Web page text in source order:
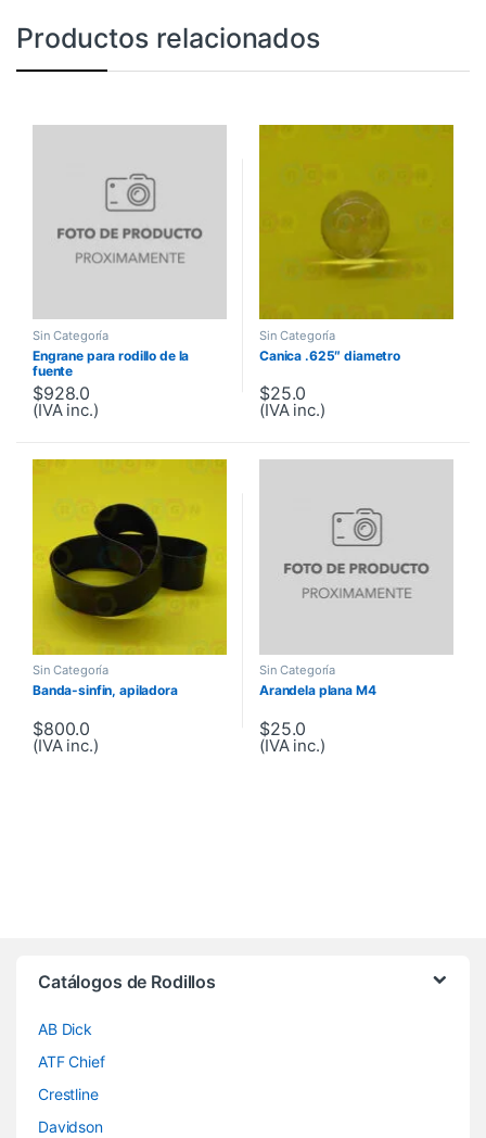
Productos relacionados
Sin Categoría
Engrane para rodillo de la
fuente
$928.0
(IVA inc.)
Sin Categoría
Canica .625″ diametro
$25.0
(IVA inc.)
Sin Categoría
Banda-sinfin, apiladora
$800.0
(IVA inc.)
Sin Categoría
Arandela plana M4
$25.0
(IVA inc.)
Catálogos de Rodillos
AB Dick
ATF Chief
Crestline
Davidson